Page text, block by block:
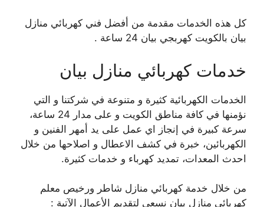
كل هذه الخدمات مقدمة من أفضل فني كهربائي منازل
بيان بالكويت كهربجي بيان 24 ساعة .
خدمات كهربائي منازل بيان
الخدمات الكهربائية كثيرة و متنوعة في شركتنا و التي
نؤمنها في كافة مناطق الكويت و على مدار 24 ساعة،
سرعة كبيرة في إنجاز اي عمل على يد أمهر الفنين و
الكهربائين، خبرة في كشف الاعطال و اصلاحها من خلال
احدث المعدات، تمديد كهرباء و خدمات كثيرة.
من خلال خدمة كهربائي منازل شاطر ورخيص معلم
كهربائي منازل بيان نسعى لتقديم الأعمال الآتية :